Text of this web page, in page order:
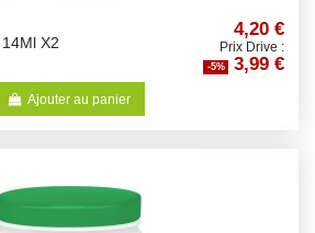
X2
4,20 €
Prix Drive :
-5% 3,99 €
Ajouter au panier